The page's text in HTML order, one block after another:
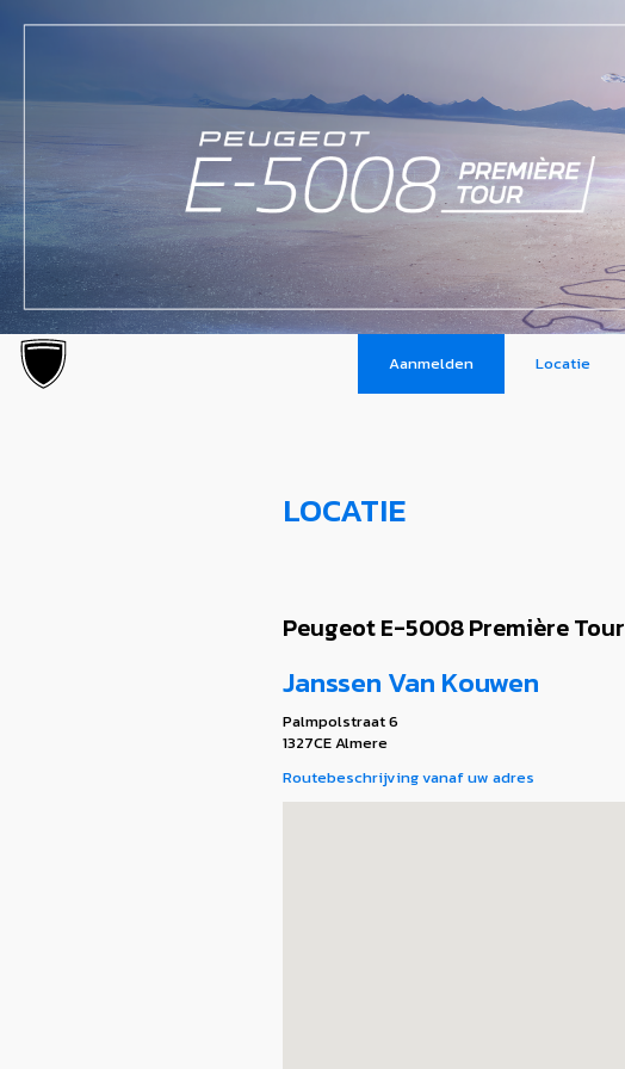
Aanmelden Locatie
LOCATIE
Peugeot E-5008 Première Tour
Janssen Van Kouwen
Palmpolstraat 6
1327CE Almere
Routebeschrijving vanaf uw adres